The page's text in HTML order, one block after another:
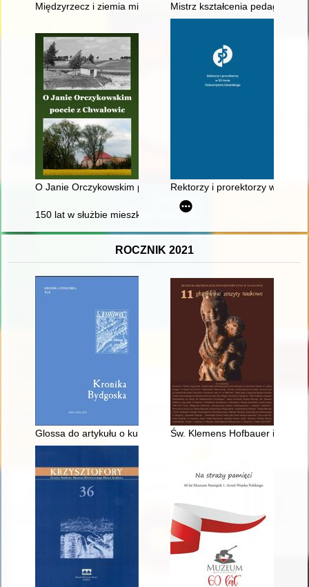
Międzyrzecz i ziemia międzyrzecka : szkice z przeszłości
Mistrz kształcenia
O Janie Orczykowskim poecie z ChwałowicRektorzy i prorektorzy w 55-
150 lat w służbie mieszkańcom
ROCZNIK 2021
Glossa do artykułu o kulturze Niemców w międzywojennej
Św. Klemens Hofbauer i jego